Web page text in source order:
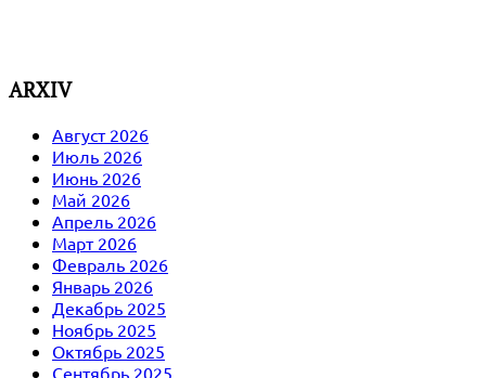
ARXIV
Август 2026
Июль 2026
Июнь 2026
Май 2026
Апрель 2026
Март 2026
Февраль 2026
Январь 2026
Декабрь 2025
Ноябрь 2025
Октябрь 2025
Сентябрь 2025